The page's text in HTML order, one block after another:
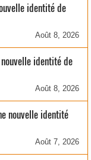
identité de
Août 8, 2026
identité de
Août 8, 2026
nouvelle identité
Août 7, 2026